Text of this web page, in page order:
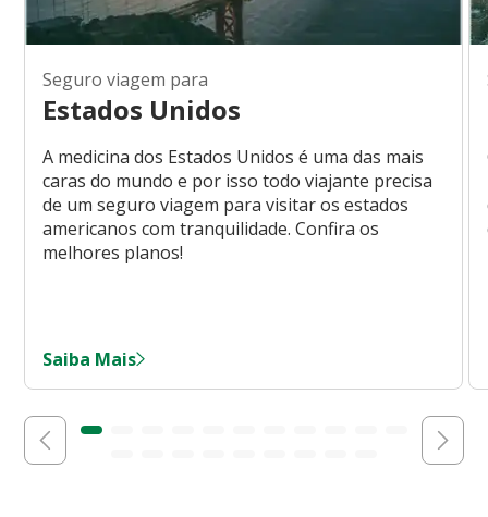
Seguro viagem para
Estados Unidos
A medicina dos Estados Unidos é uma das mais
caras do mundo e por isso todo viajante precisa
de um seguro viagem para visitar os estados
americanos com tranquilidade. Confira os
melhores planos!
Saiba Mais